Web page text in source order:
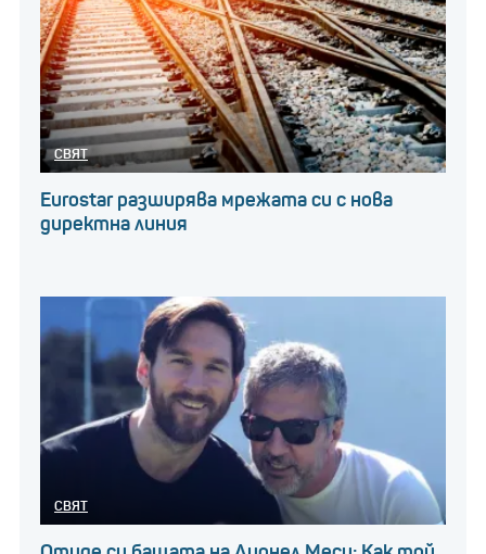
СВЯТ
Eurostar разширява мрежата си с нова
директна линия
СВЯТ